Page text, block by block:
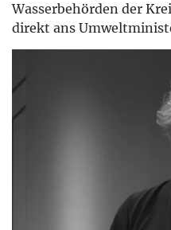
Wasserbehörden der
direkt ans